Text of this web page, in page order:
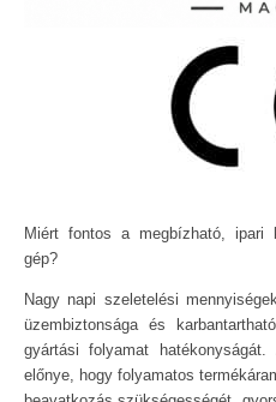
Miért fontos a megbízható, ipari
gép?
Nagy napi szeletelési
üzembiztonsága és
gyártási folyamat
előnye, hogy folyamatos